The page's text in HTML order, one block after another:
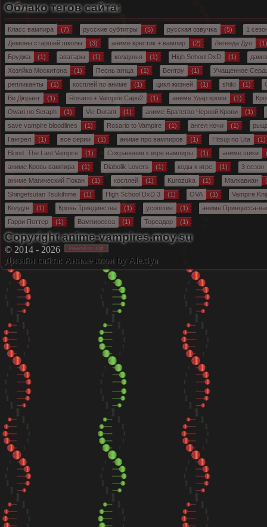
Облако тегов сайта:
Класс вампира (7) русские субтитры (5) русская озвучка (5)
1
Демоны старшей школы
(3) аниме крестик + вампир (2) Легенда Дуо
(1)
Бруджа
(1) аватары (1) колдунья (1) High School DxD (1)
Хозяйка Москитона
(1) Песнь агнца (1) Вентру (1)
Учащенное
репликанты
(1) косплей по аниме (1) цикл жизней (1) shiki (1)
Ви Дюрант
(1) Rosario + Vampire Capu2 (1) аниме Удар крови (1)
Owari no Seraph
(1) Vie Durant (1) аниме Братство Черной Крови
(1)
save vampire bloodlines
(1) Rosario to Vampire (1) ангел ночи (1)
Гангрел
(1) все серии (1) аниме про вампиров (1) Hitsuji no Uta
(1)
Blood: The Last Vampire
(1) Сохранения к игре вампиры (1) аниме шики
аниме Кровь вампира
(1) Diabolik Lovers (1) коды к игре (1)
3 сезон
аниме Магический Покан
(1) косплей (1) Kurozuka (1) Малкавиан
Shingetsutan Tsukihime
(1) High School DxD 3 (1) OVA (1)
Vampire
Колдун
(1) Кровь Триединства (1) усопшие (1)
аниме Принцесса-
Гарри Поттер
(1) Вампиресса (1) Тореадор (1)
Copyright anime-vampires.moy.su
© 2014 - 2026
Дизайн сайта: Аниме клон by Alexiya